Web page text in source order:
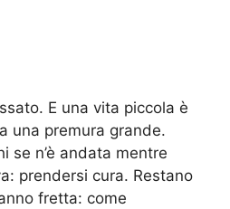
E una vita piccola è
una premura grande.
se n’è andata mentre
prendersi cura. Restano
fretta: come